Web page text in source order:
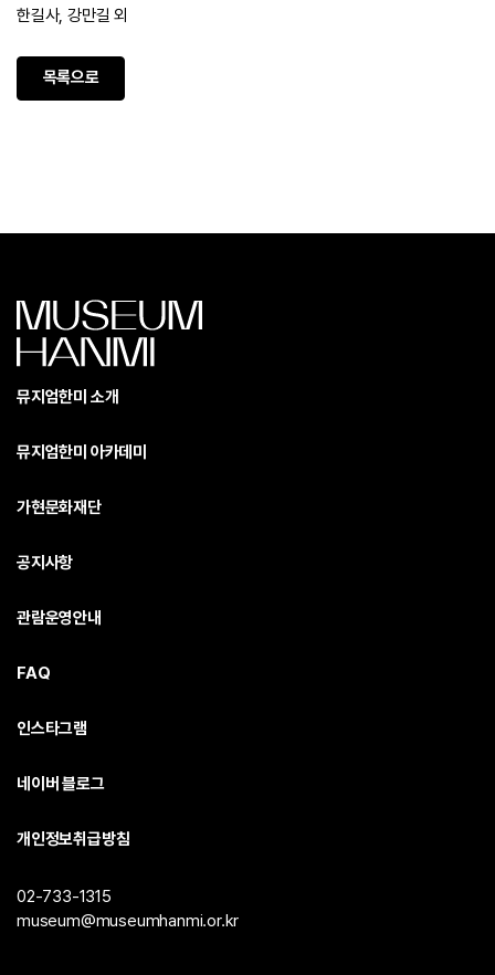
한길사, 강만길 외
목록으로
뮤지엄한미 소개
뮤지엄한미 아카데미
가현문화재단
공지사항
관람운영안내
FAQ
인스타그램
네이버 블로그
개인정보취급방침
02-733-1315
museum@museumhanmi.or.kr